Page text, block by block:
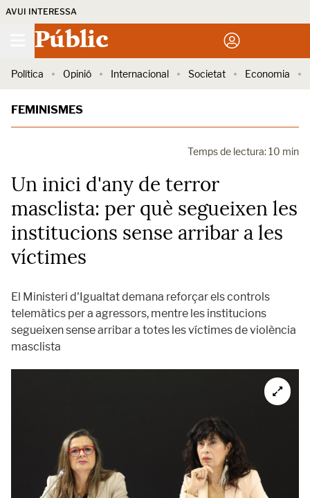
AVUI INTERESSA
Públic
Política Opinió Internacional Societat Economia
FEMINISMES
Temps de lectura: 10 min
Un inici d'any de terror
masclista: per què segueixen les
institucions sense arribar a les
víctimes
El Ministeri d'Igualtat demana reforçar els controls
telemàtics per a agressors, mentre les institucions
segueixen sense arribar a totes les víctimes de violència
masclista